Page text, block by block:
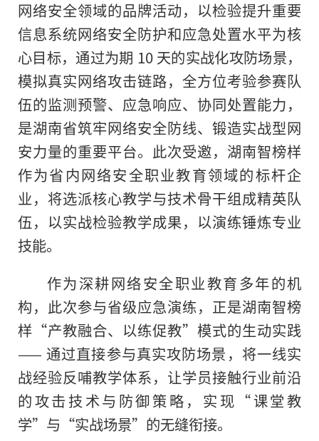
网络安全领域的品牌活动，以检验提升重要
信息系统网络安全防护和应急处置水平为核
心目标，通过为期 10 天的实战化攻防场景，
模拟真实网络攻击链路，全方位考验参赛队
伍的监测预警、应急响应、协同处置能力，
是湖南省筑牢网络安全防线、锻造实战型网
安力量的重要平台。此次受邀，湖南智榜样
作为省内网络安全职业教育领域的标杆企
业，将选派核心教学与技术骨干组成精英队
伍，以实战检验教学成果，以演练锤炼专业
技能。
作为深耕网络安全职业教育多年的机
构，此次参与省级应急演练，正是湖南智榜
样“产教融合、以练促教”模式的生动实践
—— 通过直接参与真实攻防场景，将一线实
战经验反哺教学体系，让学员接触行业前沿
的攻击技术与防御策略，实现“课堂教
学”与“实战场景”的无缝衔接。